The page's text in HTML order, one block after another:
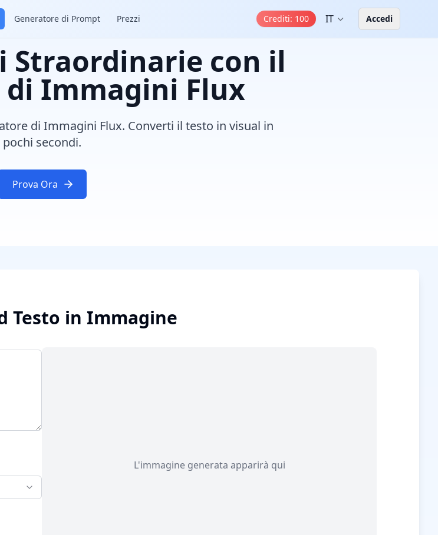
Generatore di Prompt Prezzi Crediti: 100 IT Accedi
Straordinarie con il
di Immagini Flux
di Immagini Flux. Converti il testo in visual in
pochi secondi.
Prova Ora
Testo in Immagine
L'immagine generata apparirà qui